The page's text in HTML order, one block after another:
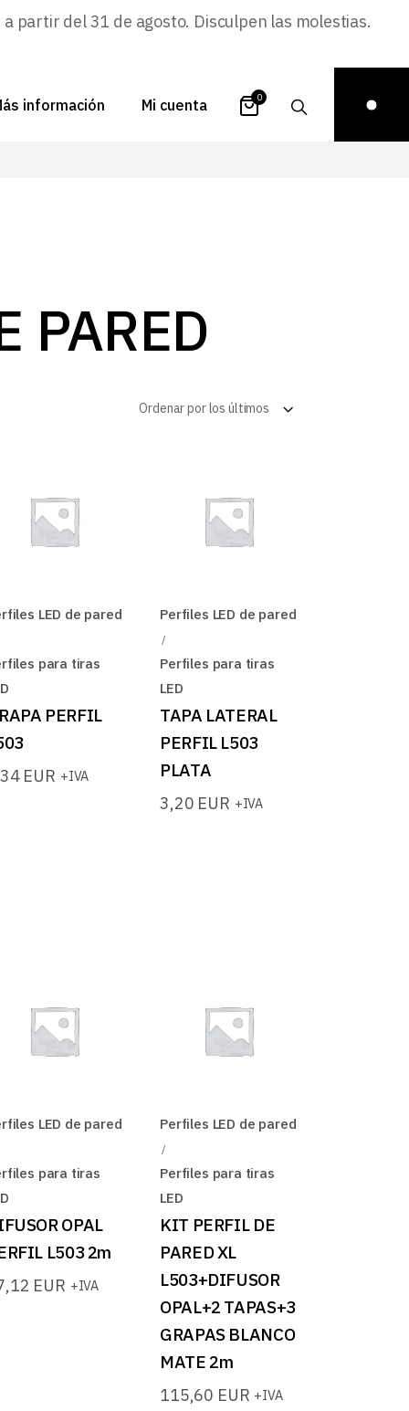
partir del 31 de agosto. Disculpen las molestias.
información Mi cuenta 0
PARED
Ordenar por los últimos
LED de pared
para tiras
PERFIL
EUR +IVA
Perfiles LED de pared
Perfiles para tiras
LED
TAPA LATERAL
PERFIL L503
PLATA
3,20 EUR +IVA
LED de pared
para tiras
OPAL
L503 2m
EUR +IVA
Perfiles LED de pared
Perfiles para tiras
LED
KIT PERFIL DE
PARED XL
L503+DIFUSOR
OPAL+2 TAPAS+3
GRAPAS BLANCO
MATE 2m
115,60 EUR +IVA